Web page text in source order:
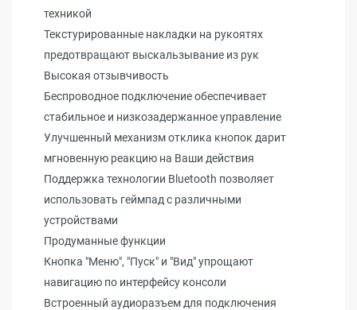
техникой
Текстурированные накладки на рукоятях
предотвращают выскальзывание из рук
Высокая отзывчивость
Беспроводное подключение обеспечивает
стабильное и низкозадержанное управление
Улучшенный механизм отклика кнопок дарит
мгновенную реакцию на Ваши действия
Поддержка технологии Bluetooth позволяет
использовать геймпад с различными
устройствами
Продуманные функции
Кнопка "Меню", "Пуск" и "Вид" упрощают
навигацию по интерфейсу консоли
Встроенный аудиоразъем для подключения